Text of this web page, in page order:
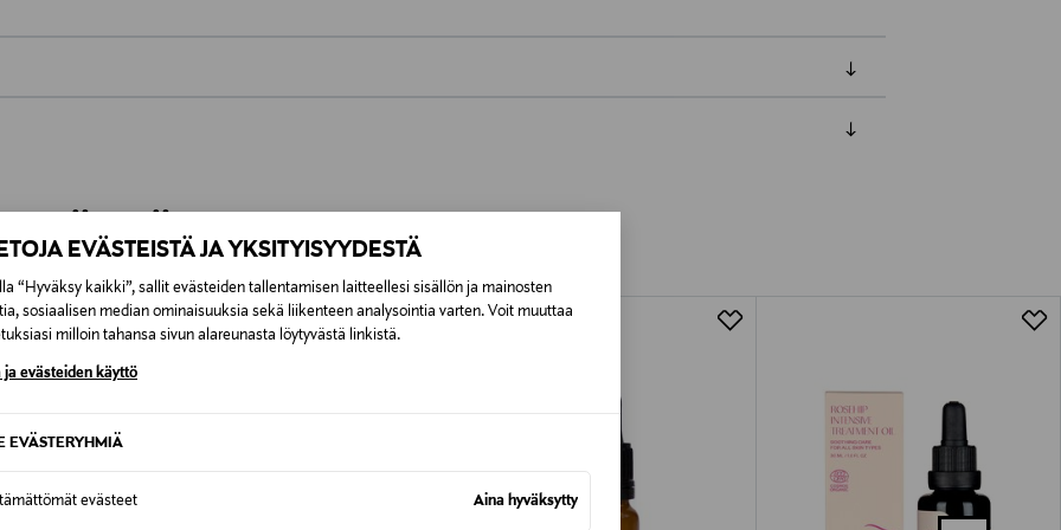
EVÄSTEISTÄ JA YKSITYISYYDESTÄ
“Hyväksy kaikki”, sallit evästeiden tallentamisen laitteellesi sisällön ja mainosten
sosiaalisen median ominaisuuksia sekä liikenteen analysointia varten. Voit muuttaa
milloin tahansa sivun alareunasta löytyvästä linkistä.
ja evästeiden käyttö
EVÄSTERYHMIÄ
evästeet Aina hyväksytty
7,90 €–50,00 € kuljetusyhtiöstä ja tuotteen koosta riippuen
Alk. 6,90 €, kun toimitus on saatavilla valittuun osoitteeseen.
NÄISTÄ